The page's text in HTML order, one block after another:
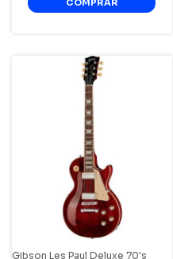
Gibson Les Paul Deluxe 70's